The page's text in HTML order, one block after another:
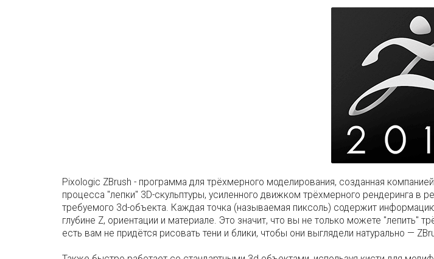
Pixologic ZBrush - программа для трёхмерного моделирования, созданная
процесса "лепки" 3D-скульптуры, усиленного движком трёхмерного рендеринга в
требуемого 3d-объекта. Каждая точка (называемая пиксоль) содержит
глубине Z, ориентации и материале. Это значит, что вы не только можете "лепить"
есть вам не придётся рисовать тени и блики, чтобы они выглядели натурально —